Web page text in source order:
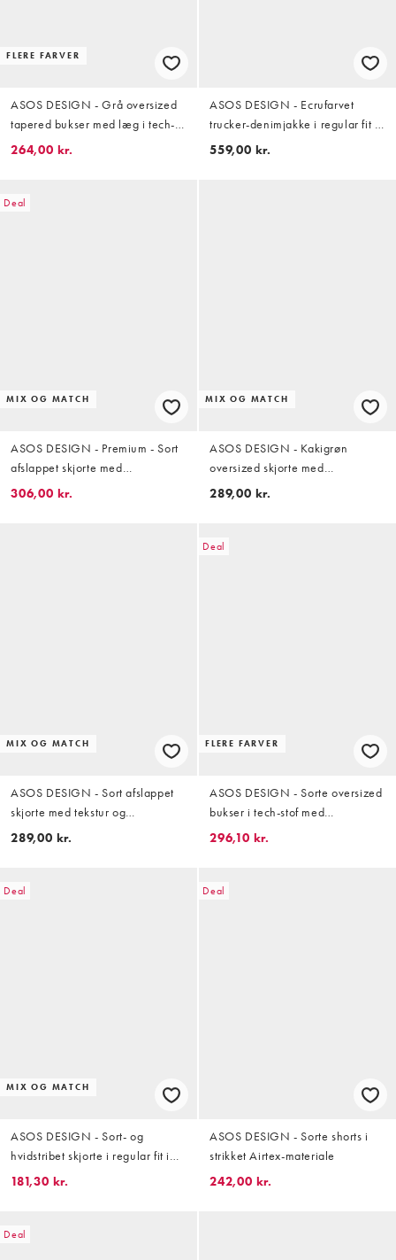
FLERE FARVER
ASOS DESIGN - Grå oversized
tapered bukser med læg i tech-
stof
264,00 kr.
ASOS DESIGN - Ecrufarvet
trucker-denimjakke i regular fit -
Del af sæt
559,00 kr.
Deal
MIX OG MATCH
ASOS DESIGN - Premium - Sort
afslappet skjorte med
gennemgående blomsterbroderi
306,00 kr.
MIX OG MATCH
ASOS DESIGN - Kakigrøn
oversized skjorte med
reverskrave og plisseringer - Del
289,00 kr.
MIX OG MATCH
ASOS DESIGN - Sort afslappet
skjorte med tekstur og
lommedetaljer - Del af sæt
289,00 kr.
Deal
FLERE FARVER
ASOS DESIGN - Sorte oversized
bukser i tech-stof med
indsnævrede ben og læg - Del af
296,10 kr.
Deal
MIX OG MATCH
ASOS DESIGN - Sort- og
hvidstribet skjorte i regular fit i
hørlook - Del af sæt
181,30 kr.
Deal
ASOS DESIGN - Sorte shorts i
strikket Airtex-materiale
242,00 kr.
Deal